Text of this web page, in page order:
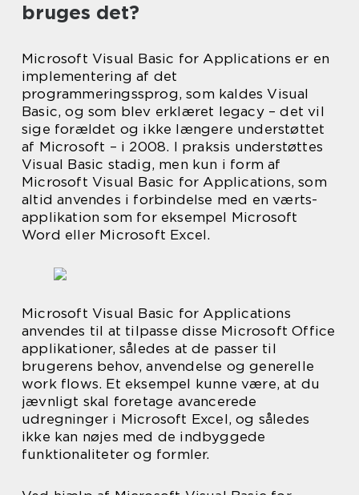
bruges det?
Microsoft Visual Basic for Applications er en
implementering af det
programmeringssprog, som kaldes Visual
Basic, og som blev erklæret legacy – det vil
sige forældet og ikke længere understøttet
af Microsoft – i 2008. I praksis understøttes
Visual Basic stadig, men kun i form af
Microsoft Visual Basic for Applications, som
altid anvendes i forbindelse med en værts-
applikation som for eksempel Microsoft
Word eller Microsoft Excel.
Microsoft Visual Basic for Applications
anvendes til at tilpasse disse Microsoft Office
applikationer, således at de passer til
brugerens behov, anvendelse og generelle
work flows. Et eksempel kunne være, at du
jævnligt skal foretage avancerede
udregninger i Microsoft Excel, og således
ikke kan nøjes med de indbyggede
funktionaliteter og formler.